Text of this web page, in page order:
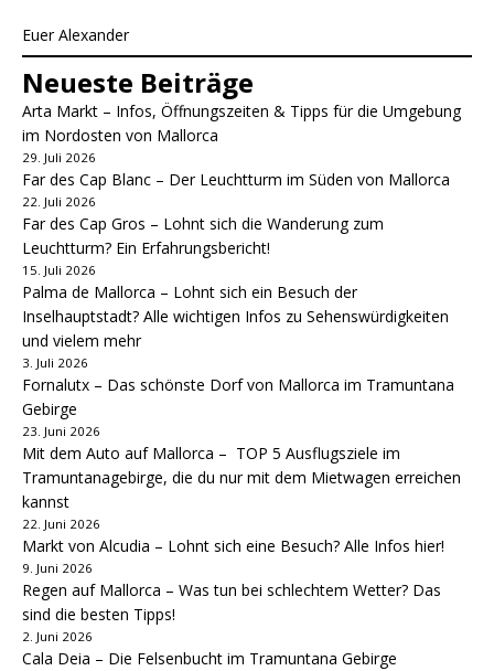
Euer Alexander
Neueste Beiträge
Arta Markt – Infos, Öffnungszeiten & Tipps für die Umgebung
im Nordosten von Mallorca
29. Juli 2026
Far des Cap Blanc – Der Leuchtturm im Süden von Mallorca
22. Juli 2026
Far des Cap Gros – Lohnt sich die Wanderung zum
Leuchtturm? Ein Erfahrungsbericht!
15. Juli 2026
Palma de Mallorca – Lohnt sich ein Besuch der
Inselhauptstadt? Alle wichtigen Infos zu Sehenswürdigkeiten
und vielem mehr
3. Juli 2026
Fornalutx – Das schönste Dorf von Mallorca im Tramuntana
Gebirge
23. Juni 2026
Mit dem Auto auf Mallorca – TOP 5 Ausflugsziele im
Tramuntanagebirge, die du nur mit dem Mietwagen erreichen
kannst
22. Juni 2026
Markt von Alcudia – Lohnt sich eine Besuch? Alle Infos hier!
9. Juni 2026
Regen auf Mallorca – Was tun bei schlechtem Wetter? Das
sind die besten Tipps!
2. Juni 2026
Cala Deia – Die Felsenbucht im Tramuntana Gebirge